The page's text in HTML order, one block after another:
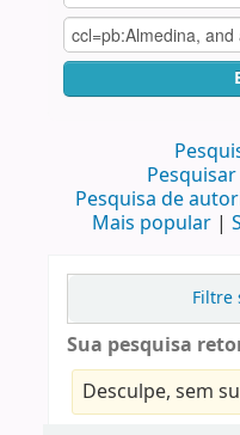
Pesquisa de
Mais popular
Filtre
Sua pesquisa
Desculpe, sem